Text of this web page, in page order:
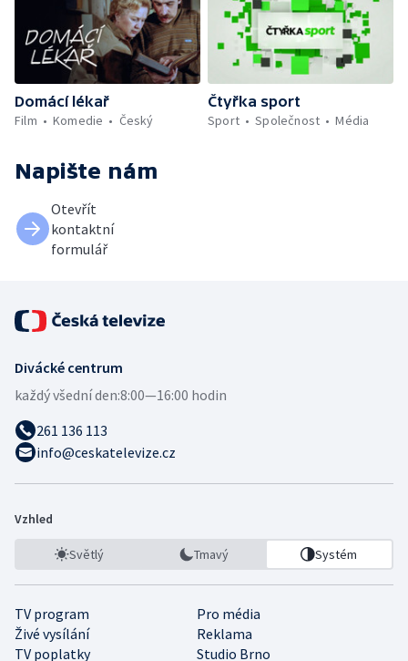
Domácí lékař
Film
Komedie Český
Čtyřka sport
Sport
Společnost Média
Napište nám
Otevřít
kontaktní
formulář
Divácké centrum
každý všední den:8:00—16:00 hodin
261 136 113
info@ceskatelevize.cz
Vzhled
Světlý Tmavý Systém
TV program
Pro média
Živé vysílání
Reklama
TV poplatky
Studio Brno